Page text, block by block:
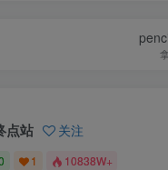
点站 关注
1 10838W+